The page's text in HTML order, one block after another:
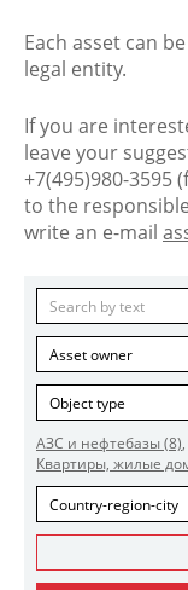
Each asset can
legal entity.
If you are
leave your
+7(495)980-3595
to the responsible
write an e-mail
Asset owner
Object type
АЗС и нефтебазы(8),
Квартиры, жилые
Country-region-city